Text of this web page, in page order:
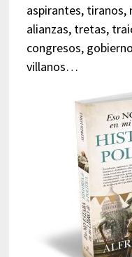
aspirantes, tiranos,
alianzas, tretas,
congresos,
villanos…